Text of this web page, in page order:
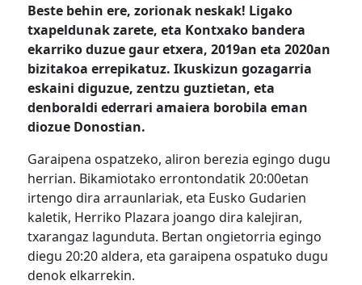
Beste behin ere, zorionak neskak! Ligako
txapeldunak zarete, eta Kontxako bandera
ekarriko duzue gaur etxera, 2019an eta 2020an
bizitakoa errepikatuz. Ikuskizun gozagarria
eskaini diguzue, zentzu guztietan, eta
denboraldi ederrari amaiera borobila eman
diozue Donostian.
Garaipena ospatzeko, aliron berezia egingo dugu
herrian. Bikamiotako errontondatik 20:00etan
irtengo dira arraunlariak, eta Eusko Gudarien
kaletik, Herriko Plazara joango dira kalejiran,
txarangaz lagunduta. Bertan ongietorria egingo
diegu 20:20 aldera, eta garaipena ospatuko dugu
denok elkarrekin.